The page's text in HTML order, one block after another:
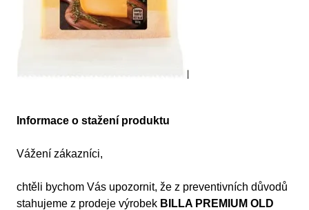
Informace o stažení produktu
Vážení zákazníci,
chtěli bychom Vás upozornit, že z preventivních důvodů
stahujeme z prodeje výrobek BILLA PREMIUM OLD